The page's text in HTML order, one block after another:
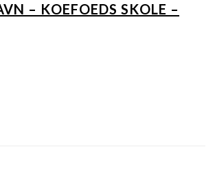
– KOEFOEDS SKOLE –